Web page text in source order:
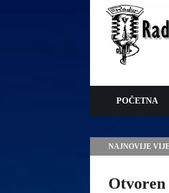
POČETNA
NAJNOVIJE
Otvoren